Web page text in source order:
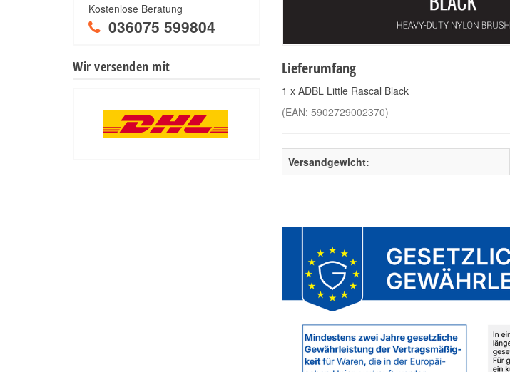
Lieferumfang
1 x ADBL Little Rascal Black
(EAN: 5902729002370)
Versandgewicht:
Sibelum Bora Bora
4,90 € *
Kostenlose Beratung
036075 599804
Wir versenden mit